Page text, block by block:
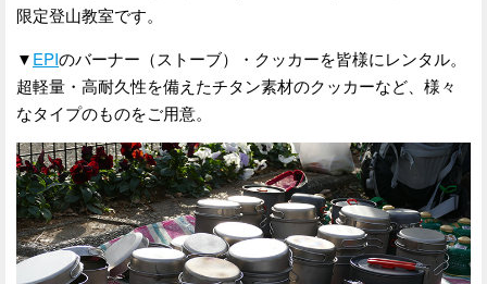
限定登山教室です。
▼EPIのバーナー（ストーブ）・クッカーを皆様にレンタル。
超軽量・高耐久性を備えたチタン素材のクッカーなど、様々
なタイプのものをご用意。